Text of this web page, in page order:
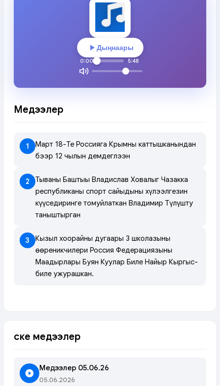
Дыңнаары
0:00 5:48
Медээлер
1
Март 18-Те Россияга Крымның каттышканындан
бээр 12 чылын демдеглээн
2
Тываның Баштыңы Владислав Ховалыг Чазакка
республиканың спорт сайыдының хүлээлгезин
күүседиринге томуйлаткан Владимир Түлүшту
таныштырган
3
Кызыл хоорайның дугаары 3 школазының
өөреникчилери Россия Федерациязының
Маадырлары Буян Куулар Биле Найыр Кыргыс-
биле ужурашкан.
Өске медээлер
Медээлер 05.06.26
05.06.2026